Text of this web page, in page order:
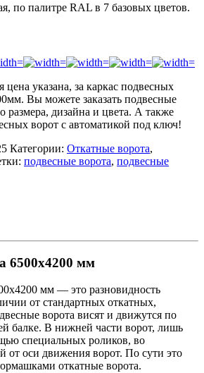
по палитре RAL в 7 базовых цветов.
цена указана, за каркас подвесных
Вы можете заказать подвесные
размера, дизайна и цвета. А также
ворот с автоматикой под ключ!
Категории: Откатные ворота,
подвесные ворота, подвесные
6500х4200 мм
мм — это разновидность
от стандартных откатных,
ворота висят и движутся по
балке. В нижней части ворот, лишь
специальных роликов, во
от оси движения ворот. По сути это
откатные ворота.